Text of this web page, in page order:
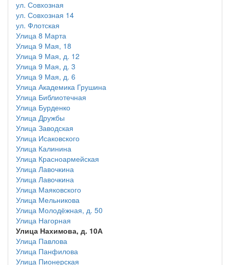
ул. Совхозная
ул. Совхозная 14
ул. Флотская
Улица 8 Марта
Улица 9 Мая, 18
Улица 9 Мая, д. 12
Улица 9 Мая, д. 3
Улица 9 Мая, д. 6
Улица Академика Грушина
Улица Библиотечная
Улица Бурденко
Улица Дружбы
Улица Заводская
Улица Исаковского
Улица Калинина
Улица Красноармейская
Улица Лавочкина
Улица Лавочкина
Улица Маяковского
Улица Мельникова
Улица Молодёжная, д. 50
Улица Нагорная
Улица Нахимова, д. 10А
Улица Павлова
Улица Панфилова
Улица Пионерская